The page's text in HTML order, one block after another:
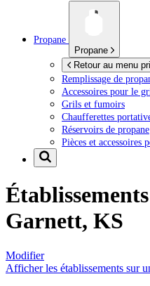
Propane
Propane
Retour au menu
Remplissage de
Accessoires pour le
Grils et fumoirs
Chaufferettes
Réservoirs de propane
Pièces et accessoires
Garnett, KS
Modifier
Afficher les établissements sur